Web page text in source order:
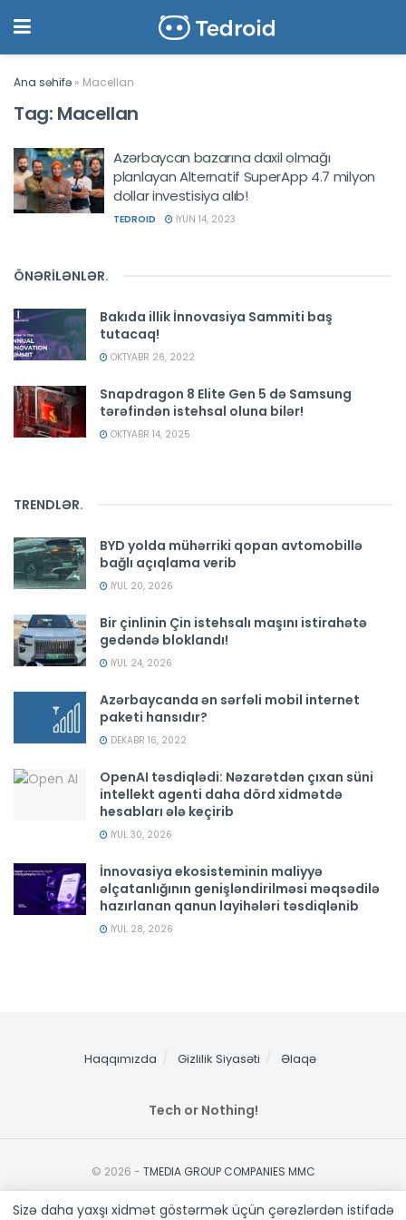
Ana səhifə » Macellan
Tag: Macellan
Azərbaycan bazarına daxil olmağı
planlayan Alternatif SuperApp 4.7 milyon
dollar investisiya alıb!
TEDROID İYUN 14, 2023
ÖNƏRİLƏNLƏR.
Bakıda illik İnnovasiya Sammiti baş
tutacaq!
OKTYABR 26, 2022
Snapdragon 8 Elite Gen 5 də Samsung
tərəfindən istehsal oluna bilər!
OKTYABR 14, 2025
TRENDLƏR.
BYD yolda mühərriki qopan avtomobillə
bağlı açıqlama verib
İYUL 20, 2026
Bir çinlinin Çin istehsalı maşını istirahətə
gedəndə bloklandı!
İYUL 24, 2026
Azərbaycanda ən sərfəli mobil internet
paketi hansıdır?
DEKABR 16, 2022
OpenAI təsdiqlədi: Nəzarətdən çıxan süni
intellekt agenti daha dörd xidmətdə
hesabları ələ keçirib
İYUL 30, 2026
İnnovasiya ekosisteminin maliyyə
əlçatanlığının genişləndirilməsi məqsədilə
hazırlanan qanun layihələri təsdiqlənib
İYUL 28, 2026
Haqqımızda Gizlilik Siyasəti Əlaqə
Tech or Nothing!
© 2026 - TMEDIA GROUP COMPANIES MMC
Sizə daha yaxşı xidmət göstərmək üçün çərəzlərdən istifadə